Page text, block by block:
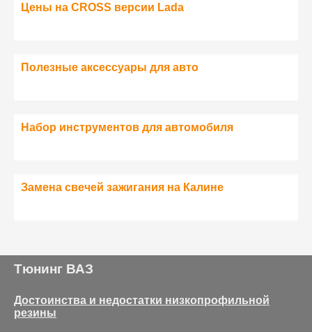
Цены на CROSS версии Lada
Полезные аксессуары для авто
Набор инструментов для автомобиля
Замена свечей зажигания на Калине
Тюнинг ВАЗ
Достоинства и недостатки низкопрофильной
резины